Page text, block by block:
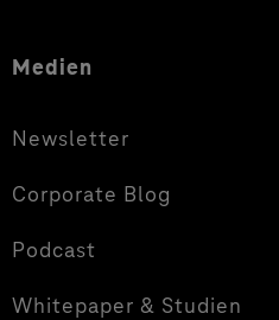
Medien
Newsletter
Corporate Blog
Podcast
Whitepaper & Studien